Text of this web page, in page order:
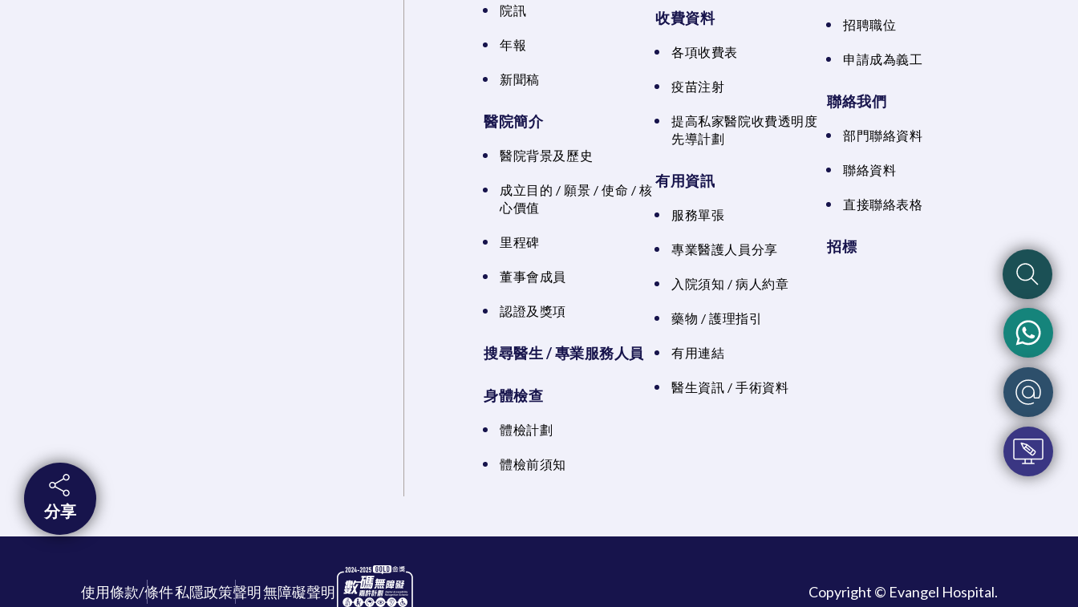
院訊
年報
新聞稿
醫院簡介
醫院背景及歷史
成立目的 / 願景 / 使命 / 核
心價值
里程碑
董事會成員
認證及獎項
搜尋醫生 / 專業服務人員
身體檢查
體檢計劃
體檢前須知
收費資料
各項收費表
疫苗注射
提高私家醫院收費透明度
先導計劃
有用資訊
服務單張
專業醫護人員分享
入院須知 / 病人約章
藥物 / 護理指引
有用連結
醫生資訊 / 手術資料
招聘職位
申請成為義工
聯絡我們
部門聯絡資料
聯絡資料
直接聯絡表格
招標
使用條款/條件私隱政策聲明無障礙聲明 Copyright © Evangel Hospital.
分享